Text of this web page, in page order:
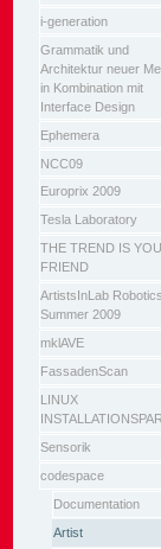
i-generation
Grammatik und
Architektur neuer
in Kombination mit
Interface Design
Ephemera
NCC09
Europrix 2009
Tesla Laboratory
THE TREND IS
FRIEND
ArtistsInLab Robotics
Summer 2009
mklAVE
FassadenScan
LINUX
Sensorik
codespace
Documentation
Artist